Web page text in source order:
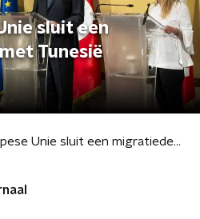
sluit een
Tunesië
De Europese Unie sluit een migratiedeal met Tunesië